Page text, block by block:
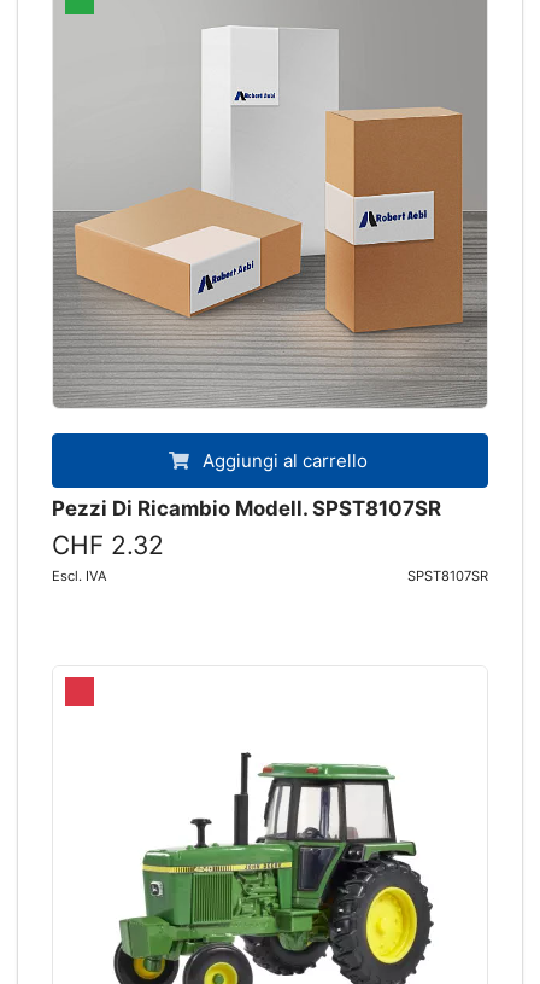
Aggiungi al carrello
Pezzi Di Ricambio Modell. SPST8107SR
CHF 2.32
Escl. IVA SPST8107SR